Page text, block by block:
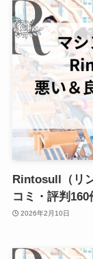
Rintosull（リ
コミ・評判160
2026年2月10日